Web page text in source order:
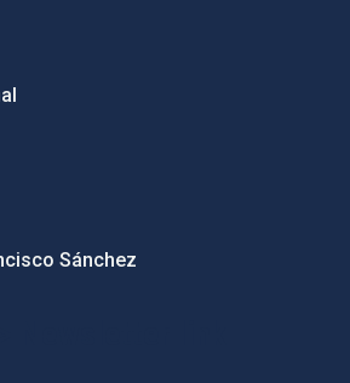
Sánchez